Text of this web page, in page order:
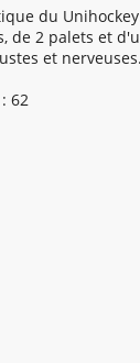
du
de 2 palets et
et nerveuses.
62